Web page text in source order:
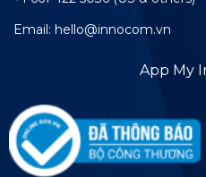
Email: hello@innocom.vn
App My